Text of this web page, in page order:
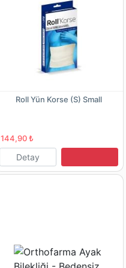
Roll Yün Korse (S) Small
144,90 ₺
Detay